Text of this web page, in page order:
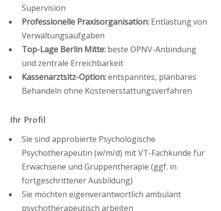
Supervision
Professionelle Praxisorganisation: Entlastung von
Verwaltungsaufgaben
Top-Lage Berlin Mitte: beste ÖPNV-Anbindung
und zentrale Erreichbarkeit
Kassenarztsitz-Option:entspanntes, planbares
Behandeln ohne Kostenerstattungsverfahren
Ihr Profil
Sie sind approbierte Psychologische
Psychotherapeutin (w/m/d) mit VT-Fachkunde für
Erwachsene und Gruppentherapie (ggf. in
fortgeschrittener Ausbildung)
Sie möchten eigenverantwortlich ambulant
psychotherapeutisch arbeiten